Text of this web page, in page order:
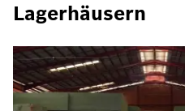
Lagerhäusern